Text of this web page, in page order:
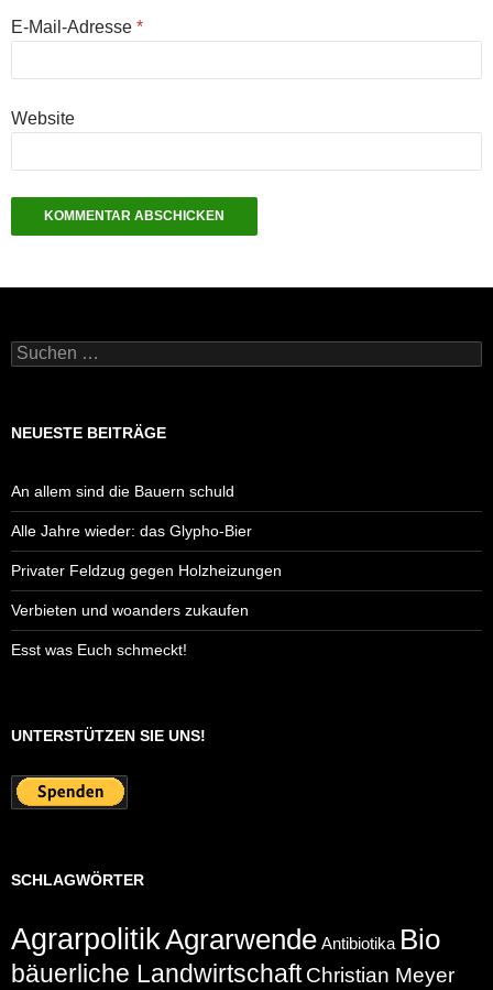
E-Mail-Adresse *
Website
Suchen
nach:
NEUESTE BEITRÄGE
An allem sind die Bauern schuld
Alle Jahre wieder: das Glypho-Bier
Privater Feldzug gegen Holzheizungen
Verbieten und woanders zukaufen
Esst was Euch schmeckt!
UNTERSTÜTZEN SIE UNS!
SCHLAGWÖRTER
AgrarpolitikAgrarwende Antibiotika Bio
bäuerliche Landwirtschaft Christian Meyer